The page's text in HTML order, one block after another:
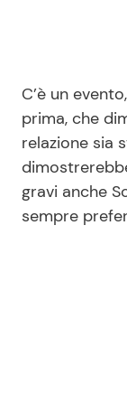
Disclaimer e
Redazione
Contattaci
Pubblicità
Privacy Policy
C’è un
prima, che
relazione sia
gravi anche
sempre